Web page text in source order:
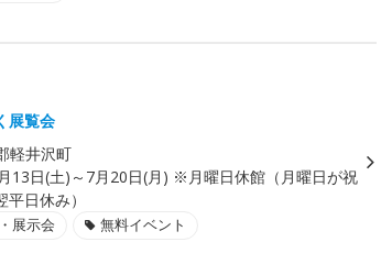
展覧会
軽井沢町
13日(土)～7月20日(月) ※月曜日休館（月曜日が祝
日休み）
展示会 無料イベント